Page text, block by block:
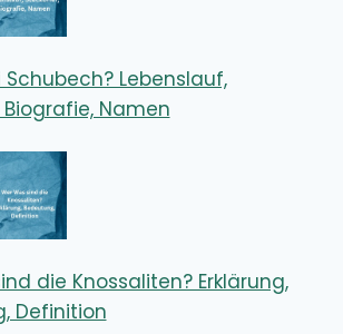
Schubech? Lebenslauf,
Namen
die Knossaliten? Erklärung,
Definition